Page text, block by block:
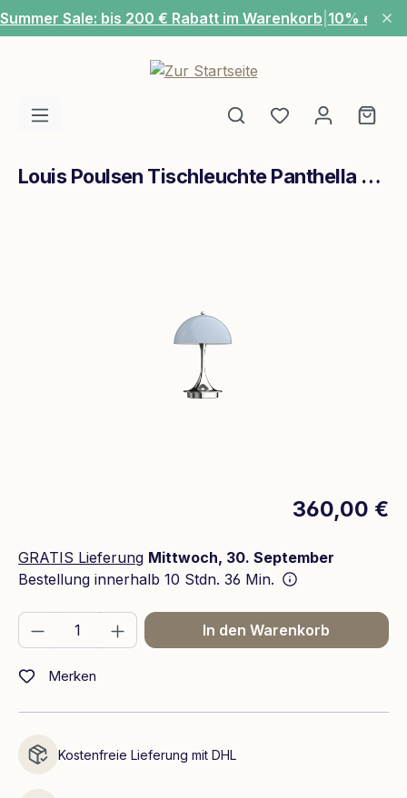
Zum Hauptinhalt springen
Summer Sale: bis 200 € Rabatt im Warenkorb 10% extra
Du hast 0
Louis Poulsen Tischleuchte Panthella Portable V2 Acryl Opal Grau
360,00 €
GRATIS Lieferung Mittwoch, 30. September
Bestellung innerhalb 10 Stdn. 36 Min.
Produkt Anzahl: Gib den gewünschten
In den Warenkorb
Merken
Kostenfreie Lieferung mit DHL